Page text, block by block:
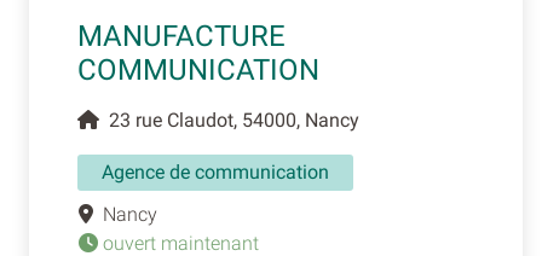
MANUFACTURE
COMMUNICATION
23 rue Claudot, 54000, Nancy
Agence de communication
Nancy
ouvert maintenant